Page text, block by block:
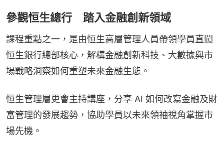
參觀恒生總行 踏入金融創新領域
課程重點之一，是由恒生高層管理人員帶領學員直闖
恒生銀行總部核心，解構金融創新科技、大數據與市
場戰略洞察如何重塑未來金融生態。
恒生管理層更會主持講座，分享 AI 如何改寫金融及財
富管理的發展趨勢，協助學員以未來領袖視角掌握市
場先機。